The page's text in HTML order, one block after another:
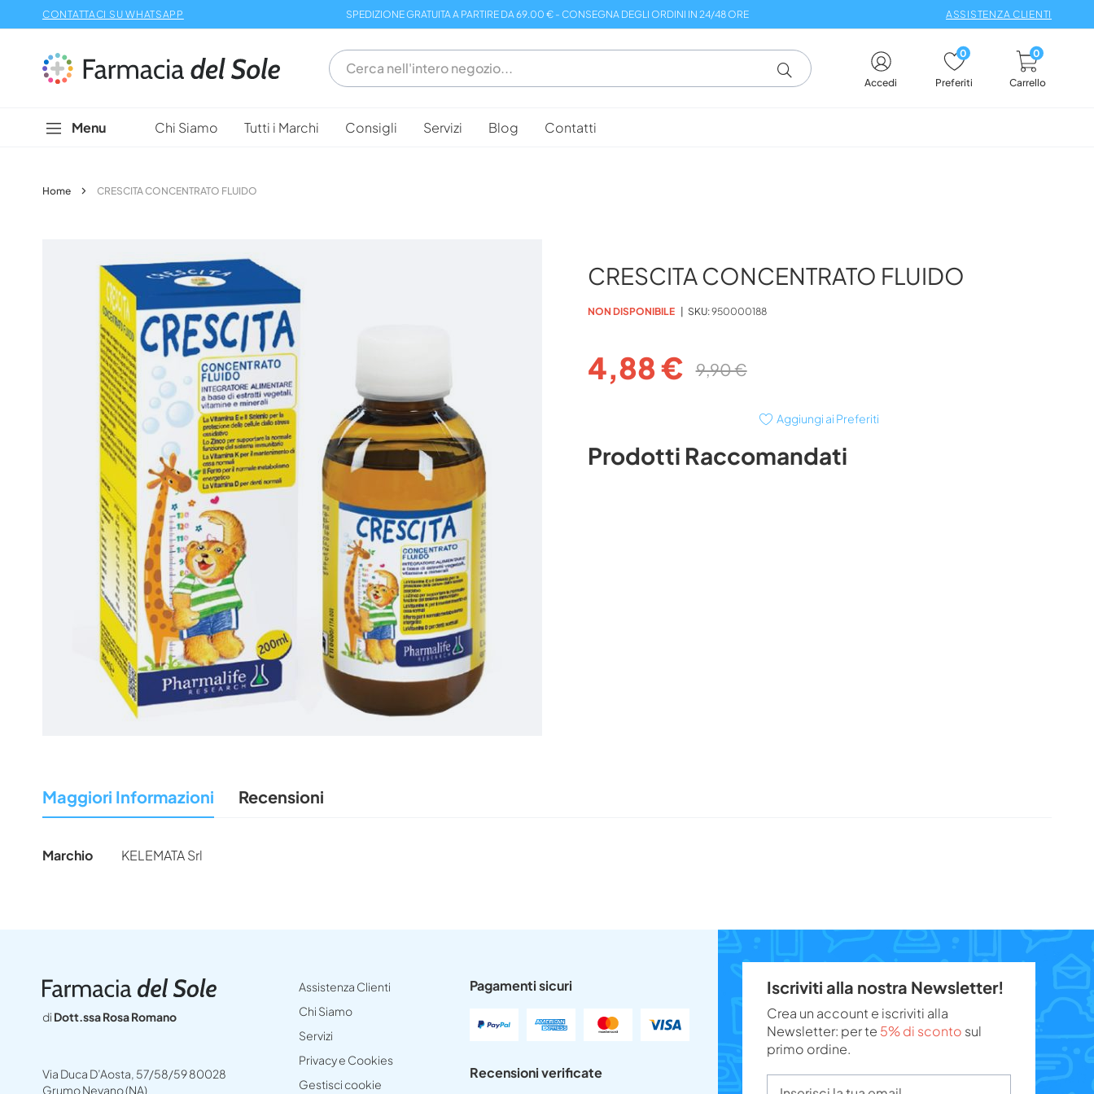
Salta
al
CONTATTACI SU WHATSAPP SPEDIZIONE GRATUITA A PARTIRE DA 69.00 € - CONSEGNA DEGLI ORDINI IN 24/48 ORE ASSISTENZA CLIENTI
Accedi Preferiti
0
Carrello
0
Menu Chi Siamo Tutti i Marchi Consigli Servizi Blog Contatti
Home CRESCITA CONCENTRATO FLUIDO
CRESCITA CONCENTRATO FLUIDO
NON DISPONIBILE SKU 950000188
4,88 € 9,90 €
Aggiungi ai Preferiti
galleria
di
Prodotti Raccomandati
Maggiori Informazioni
Maggiori
Marchio KELEMATA Srl
Recensioni
di Dott.ssa Rosa Romano
Via Duca D’Aosta, 57/58/59 80028
Grumo Nevano (NA)
Assistenza Clienti
Chi Siamo
Servizi
Privacy e Cookies
Gestisci cookie
Pagamenti sicuri
Recensioni verificate
Iscriviti alla nostra Newsletter!
Crea un account e iscriviti alla
Newsletter: per te 5% di sconto sul
primo ordine.